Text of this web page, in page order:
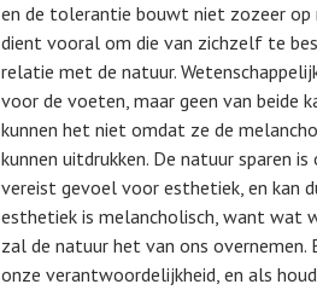
en de tolerantie bouwt niet zozeer op
dient vooral om die van zichzelf te
relatie met de natuur.
voor de voeten, maar geen van beide
kunnen het niet omdat ze de
kunnen uitdrukken. De natuur sparen
vereist gevoel voor esthetiek, en kan
esthetiek is melancholisch, want wat
zal de natuur het van ons overnemen.
onze verantwoordelijkheid, en als